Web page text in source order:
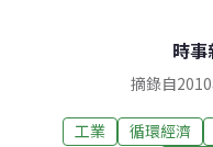
時事
摘錄自
工業 循環經濟